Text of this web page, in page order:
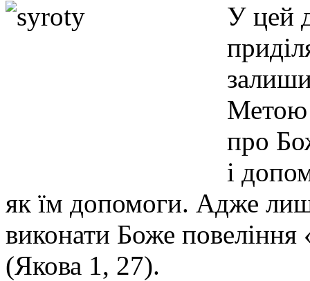
У цей
Метою
про
і
як їм допомоги. Адже
виконати Боже повеління
(Якова 1, 27).